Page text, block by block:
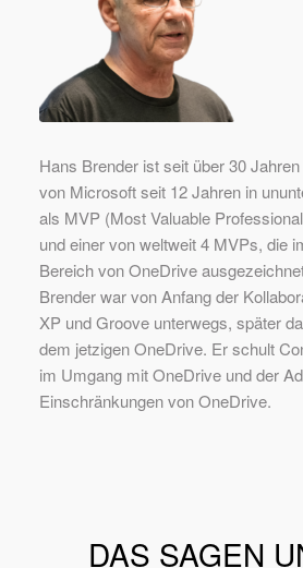
Hans Brender ist seit über 30
von Microsoft seit 12 Jahren in
als MVP (Most Valuable
und einer von weltweit 4 MVPs, die
Bereich von OneDrive
Brender war von Anfang der
XP und Groove unterwegs, später
dem jetzigen OneDrive. Er schult
im Umgang mit OneDrive und der
Einschränkungen von OneDrive.
DAS SAGEN